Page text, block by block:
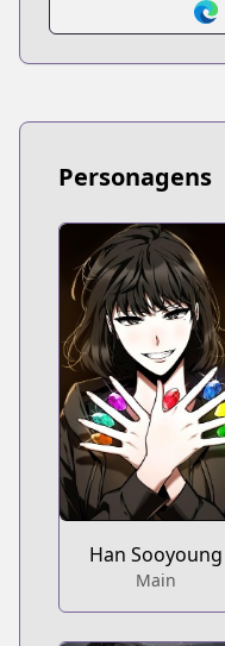
Personagens
Han Sooyoung
Main